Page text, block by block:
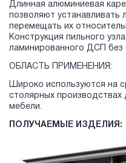
Длинная алюминиевая
позволяют
перемещать их
Конструкция пильного
ламинированного ДСП без
ОБЛАСТЬ ПРИМЕНЕНИЯ:
Широко используются на
столярных производствах
мебели.
ПОЛУЧАЕМЫЕ ИЗДЕЛИЯ: